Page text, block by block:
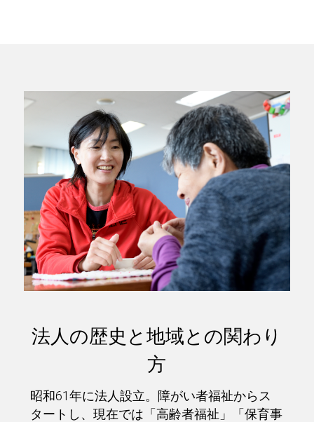
法人の歴史と地域との関わり
方
昭和61年に法人設立。障がい者福祉からス
タートし、現在では「高齢者福祉」「保育事